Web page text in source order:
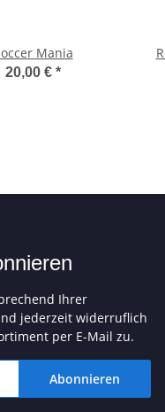
Mania
20,00 € *
Ihrer
jederzeit widerruflich
per E-Mail zu.
Abonnieren